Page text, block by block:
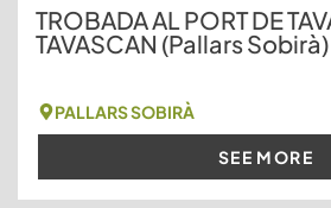
TROBADA AL PORT DE
TAVASCAN (Pallars Sobirà)
PALLARS SOBIRÀ
SEE MORE